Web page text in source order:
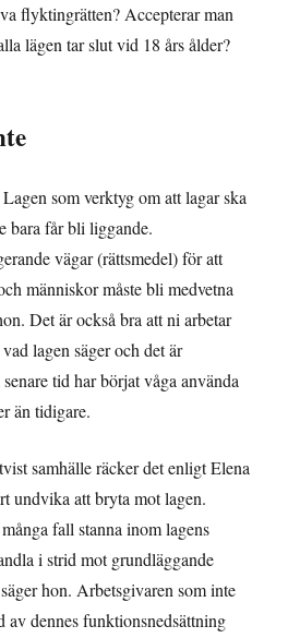
flyktingrätten? Accepterar man
lägen tar slut vid 18 års ålder?
som verktyg om att lagar ska
bara får bli liggande.
vägar (rättsmedel) för att
människor måste bli medvetna
Det är också bra att ni arbetar
lagen säger och det är
tid har börjat våga använda
än tidigare.
samhälle räcker det enligt Elena
undvika att bryta mot lagen.
fall stanna inom lagens
i strid mot grundläggande
hon. Arbetsgivaren som inte
av dennes funktionsnedsättning